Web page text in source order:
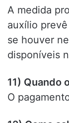
A medida
auxílio
se houver
disponíveis
11) Quando
O